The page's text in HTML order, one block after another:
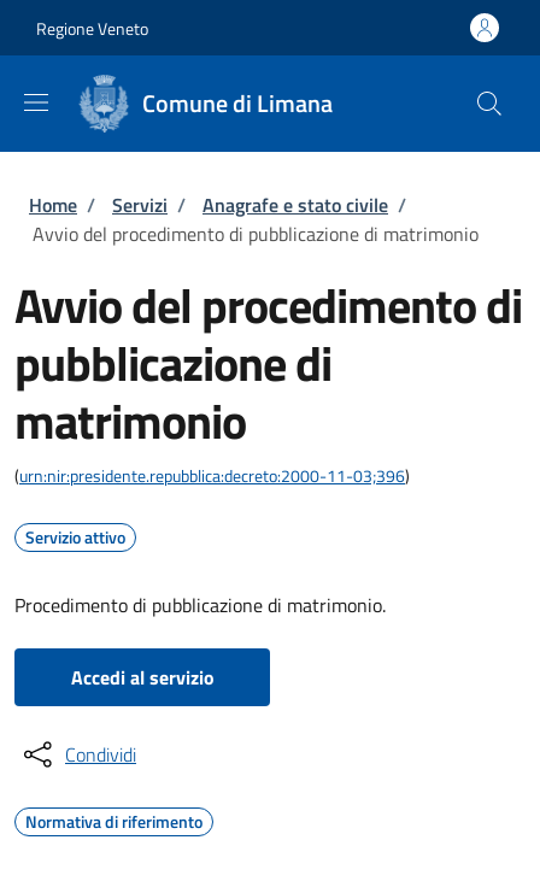
Regione Veneto
Comune di Limana
Briciole di pane
Home / Servizi / Anagrafe e stato civile /
Avvio del procedimento di pubblicazione di matrimonio
Avvio del procedimento di
pubblicazione di
matrimonio
(urn:nir:presidente.repubblica:decreto:2000-11-03;396)
Servizio attivo
Procedimento di pubblicazione di matrimonio.
Accedi al servizio
Condividi
Normativa di riferimento